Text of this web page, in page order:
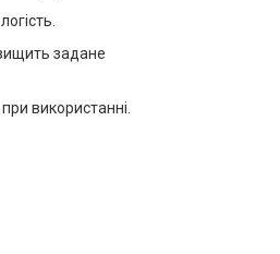
задане
використанні.